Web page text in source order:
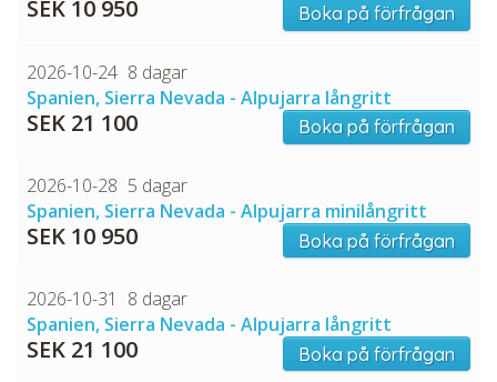
SEK 10 950 Boka på förfrågan
2026-10-24 8 dagar
Spanien, Sierra Nevada - Alpujarra långritt
SEK 21 100 Boka på förfrågan
2026-10-28 5 dagar
Spanien, Sierra Nevada - Alpujarra minilångritt
SEK 10 950 Boka på förfrågan
2026-10-31
8 dagar
Spanien, Sierra Nevada - Alpujarra långritt
SEK 21 100 Boka på förfrågan